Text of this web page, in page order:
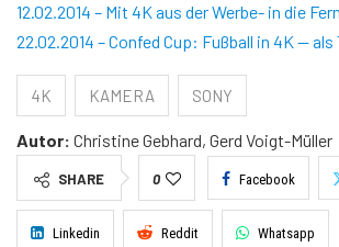
12.02.2014 – Mit 4K aus der Werbe- in die
22.02.2014 – Confed Cup: Fußball in 4K —
4K KAMERA SONY
Autor: Christine Gebhard, Gerd Voigt-Müller
SHARE 0 Facebook
Linkedin Reddit Whatsapp